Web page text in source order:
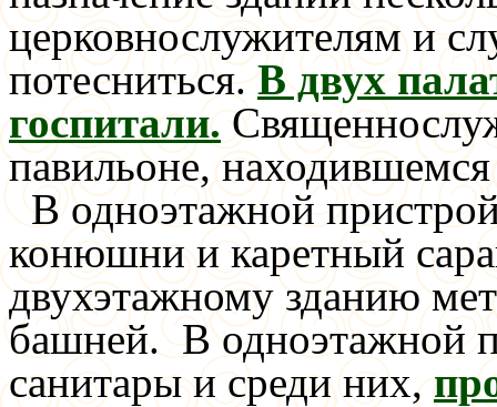
церковнослужителям и
потесниться. В двух
госпитали.
павильоне,
В одноэтажной
конюшни и каретный
двухэтажному зданию
башней. В одноэтажной
санитары и среди них,